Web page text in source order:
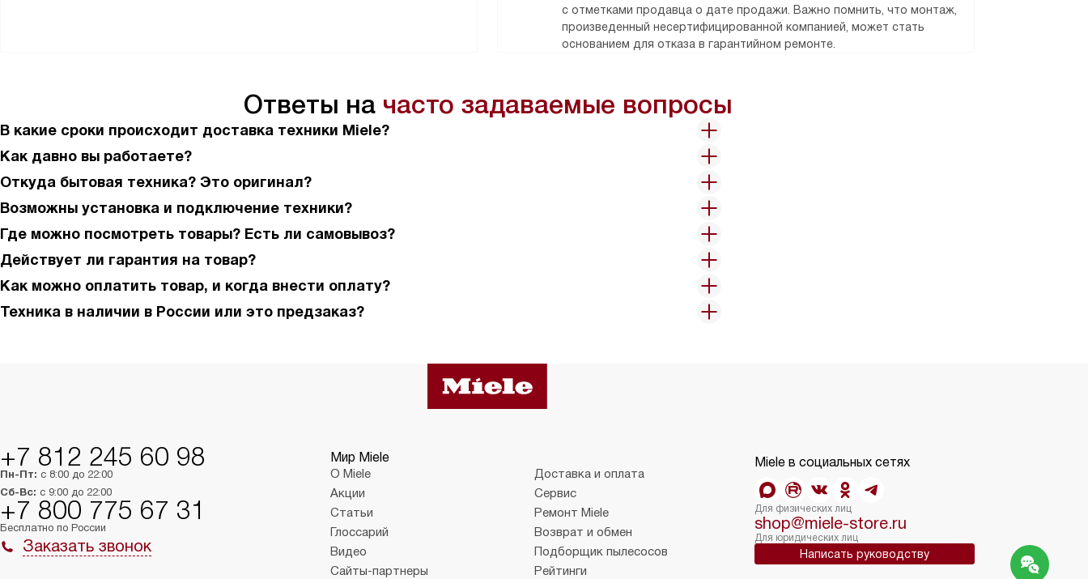
с отметками продавца о дате продажи. Важно помнить, что монтаж,
произведенный несертифицированной компанией, может стать
основанием для отказа в гарантийном ремонте.
Ответы на часто задаваемые вопросы
В какие сроки происходит доставка техники Miele?
Как давно вы работаете?
Откуда бытовая техника? Это оригинал?
Возможны установка и подключение техники?
Где можно посмотреть товары? Есть ли самовывоз?
Действует ли гарантия на товар?
Как можно оплатить товар, и когда внести оплату?
Техника в наличии в России или это предзаказ?
+7 812 245 60 98
Пн-Пт: с 8:00 до 22:00
Сб-Вс: с 9:00 до 22:00
+7 800 775 67 31
Бесплатно по России
Заказать звонок
Мир Miele
О Miele
Доставка и оплата
Акции
Сервис
Статьи
Ремонт Miele
Глоссарий
Возврат и обмен
Видео
Подборщик пылесосов
Сайты-партнеры
Рейтинги
Miele в социальных сетях
Для физических лиц
shop@miele-store.ru
Для юридических лиц
Написать руководству